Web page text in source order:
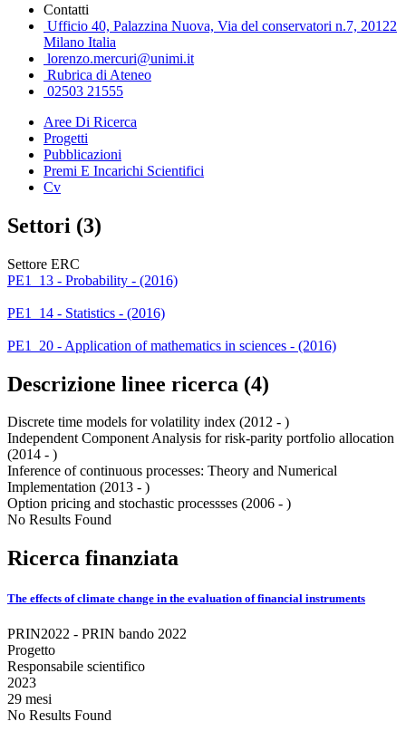
Contatti
Ufficio 40, Palazzina Nuova, Via del conservatori n.7, 20122
Milano Italia
lorenzo.mercuri@unimi.it
Rubrica di Ateneo
02503 21555
Aree Di Ricerca
Progetti
Pubblicazioni
Premi E Incarichi Scientifici
Cv
Settori (3)
Settore ERC
PE1_13 - Probability - (2016)
PE1_14 - Statistics - (2016)
PE1_20 - Application of mathematics in sciences - (2016)
Descrizione linee ricerca (4)
Discrete time models for volatility index (2012 - )
Independent Component Analysis for risk-parity portfolio allocation
(2014 - )
Inference of continuous processes: Theory and Numerical
Implementation (2013 - )
Option pricing and stochastic processses (2006 - )
No Results Found
Ricerca finanziata
The effects of climate change in the evaluation of financial instruments
PRIN2022 - PRIN bando 2022
Progetto
Responsabile scientifico
2023
29 mesi
No Results Found